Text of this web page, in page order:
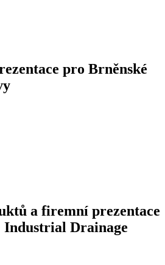
pro Brněnské
a firemní prezentace
Industrial Drainage